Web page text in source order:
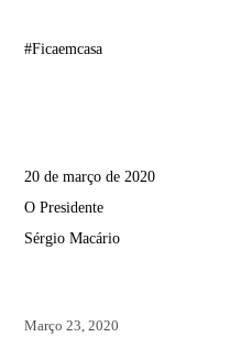
#Ficaemcasa
20 de março de 2020
O Presidente
Sérgio Macário
Março 23, 2020